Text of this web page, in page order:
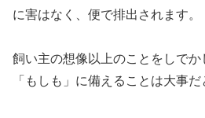
に害はなく、便で排出されます。
飼い主の想像以上のことをしでか
「もしも」に備えることは大事だ